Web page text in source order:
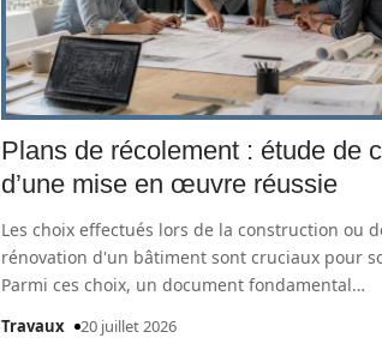
Plans de récolement : étude de
d’une mise en œuvre réussie
Les choix effectués lors de la construction ou
rénovation d'un bâtiment sont cruciaux pour
Parmi ces choix, un document fondamental…
Travaux 20 juillet 2026